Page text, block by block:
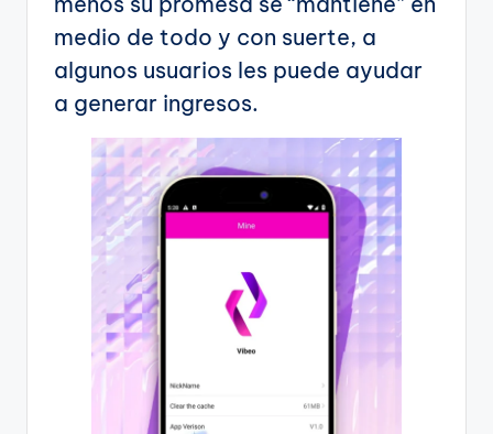
medio de todo y con suerte, a
algunos usuarios les puede ayudar
a generar ingresos.